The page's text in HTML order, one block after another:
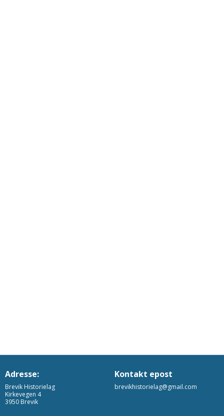
Adresse:
Brevik Historielag
Kirkevegen 4
3950 Brevik
Kontakt epost
brevikhistorielag@gmail.com